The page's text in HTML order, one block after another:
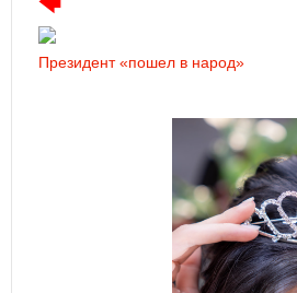
Президент «пошел в народ»